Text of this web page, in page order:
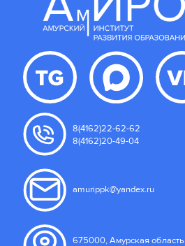
8(4162)22-62-62
8(4162)20-49-04
amurippk@yandex.ru
675000, Амурская область